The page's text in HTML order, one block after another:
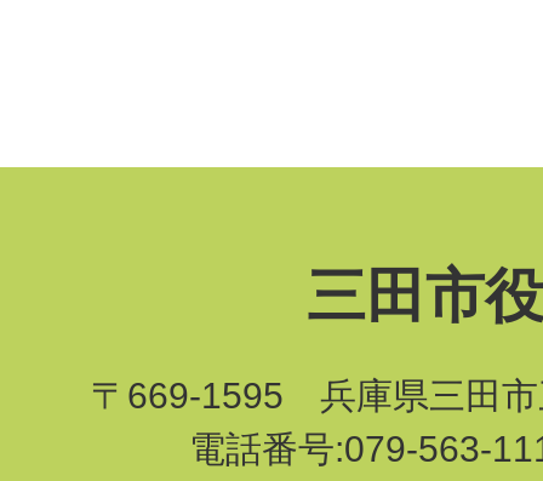
三田市
〒669-1595 兵庫県三田市
電話番号:079-563-